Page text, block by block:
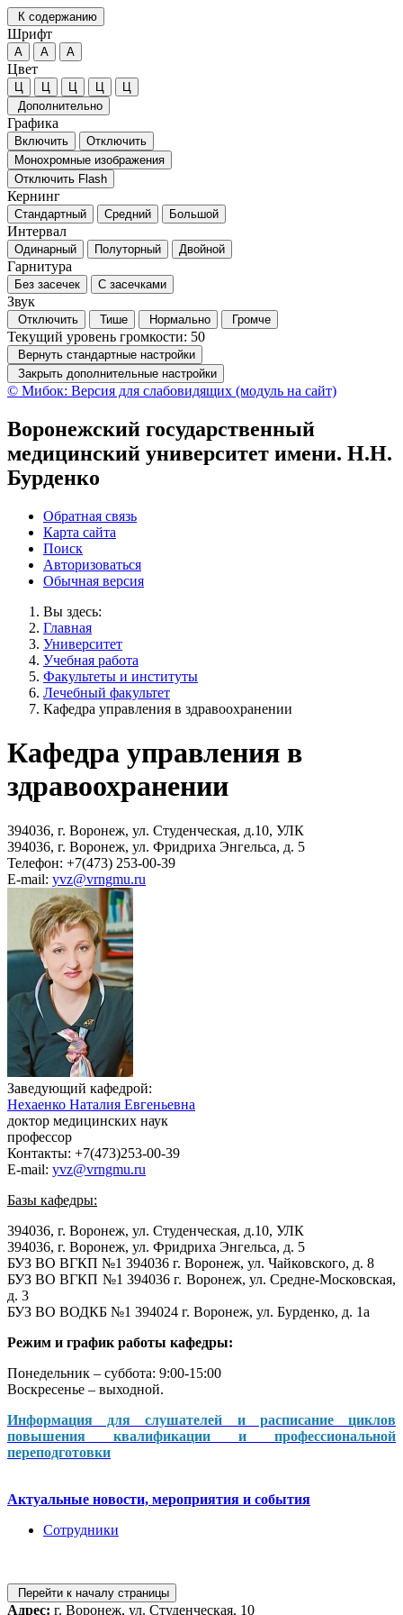
К содержанию
Шрифт
А А А
Цвет
Ц Ц Ц Ц
Ц
Дополнительно
Графика
Включить
Отключить
Монохромные изображения
Отключить Flash
Кернинг
Стандартный Средний Большой
Интервал
Одинарный Полуторный Двойной
Гарнитура
Без засечек С засечками
Звук
Отключить Тише Нормально Громче
Текущий уровень громкости: 50
Вернуть стандартные настройки
Закрыть дополнительные настройки
© Мибок: Версия для слабовидящих (модуль на сайт)
Воронежский государственный
медицинский университет имени. Н.Н.
Бурденко
Обратная связь
Карта сайта
Поиск
Авторизоваться
Обычная версия
Вы здесь:
Главная
Университет
Учебная работа
Факультеты и институты
Лечебный факультет
Кафедра управления в здравоохранении
Кафедра управления в
здравоохранении
394036, г. Воронеж, ул. Студенческая, д.10, УЛК
394036, г. Воронеж, ул. Фридриха Энгельса, д. 5
Телефон: +7(473) 253-00-39
E-mail: yvz@vrngmu.ru
Заведующий кафедрой:
Нехаенко Наталия Евгеньевна
доктор медицинских наук
профессор
Контакты: +7(473)253-00-39
E-mail: yvz@vrngmu.ru
Базы кафедры:
394036, г. Воронеж, ул. Студенческая, д.10, УЛК
394036, г. Воронеж, ул. Фридриха Энгельса, д. 5
БУЗ ВО ВГКП №1 394036 г. Воронеж, ул. Чайковского, д. 8
БУЗ ВО ВГКП №1 394036 г. Воронеж, ул. Средне-Московская,
д. 3
БУЗ ВО ВОДКБ №1 394024 г. Воронеж, ул. Бурденко, д. 1а
Режим и график работы кафедры:
Понедельник – суббота: 9:00-15:00
Воскресенье – выходной.
Информация для слушателей и расписание циклов
повышения квалификации и профессиональной
переподготовки
Актуальные новости, мероприятия и события
Сотрудники
Перейти к началу страницы
Адрес: г. Воронеж, ул. Студенческая, 10